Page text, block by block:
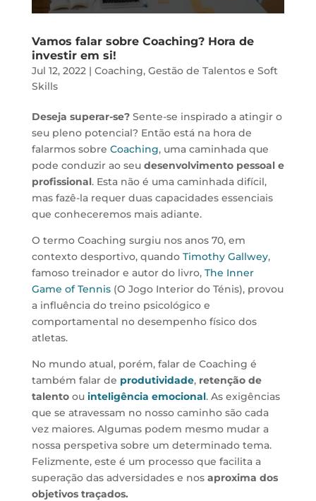
Vamos falar sobre Coaching? Hora de
investir em si!
Jul 12, 2022| Coaching, Gestão de Talentos e Soft
Skills
Deseja superar-se?Sente-se inspirado a atingir o
seu pleno potencial? Então está na hora de
falarmos sobre Coaching, uma caminhada que
pode conduzir ao seu desenvolvimento pessoal e
profissional. Esta não é uma caminhada difícil,
mas fazê-la requer duas capacidades essenciais
que conheceremos mais adiante.
O termo Coaching surgiu nos anos 70, em
contexto desportivo, quando Timothy Gallwey,
famoso treinador e autor do livro, The Inner
Game of Tennis(O Jogo Interior do Ténis), provou
a influência do treino psicológico e
comportamental no desempenho físico dos
atletas.
No mundo atual, porém, falar de Coaching é
também falar de produtividade, retenção de
talentoou inteligência emocional. As exigências
que se atravessam no nosso caminho são cada
vez maiores. Algumas podem mesmo mudar a
nossa perspetiva sobre um determinado tema.
Felizmente, este é um processo que facilita a
superação das adversidades e nos aproxima dos
objetivos traçados.